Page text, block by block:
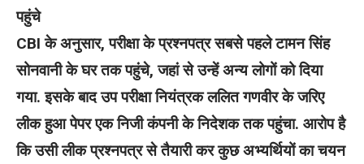
पहुंचे
CBI के अनुसार, परीक्षा के प्रश्नपत्र सबसे पहले टामन सिंह
सोनवानी के घर तक पहुंचे, जहां से उन्हें अन्य लोगों को दिया
गया. इसके बाद उप परीक्षा नियंत्रक ललित गणवीर के जरिए
लीक हुआ पेपर एक निजी कंपनी के निदेशक तक पहुंचा. आरोप है
कि उसी लीक प्रश्नपत्र से तैयारी कर कुछ अभ्यर्थियों का चयन